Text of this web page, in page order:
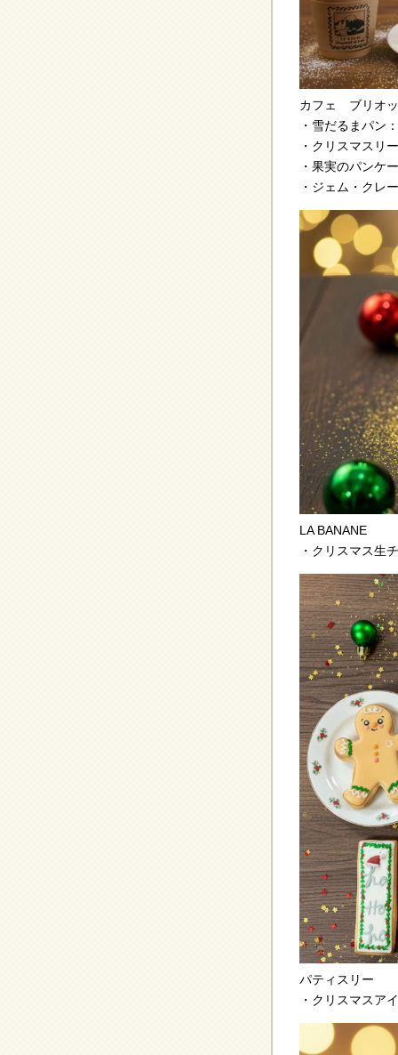
カフェ ブリオ
・雪だるまパン
・クリスマスリ
・果実のパンケ
・ジェム・クレ
LA BANANE
・クリスマス生
パティスリー
・クリスマスア